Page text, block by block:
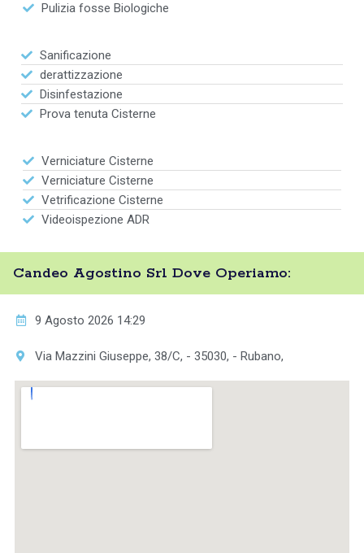
Pulizia fosse Biologiche
Sanificazione
derattizzazione
Disinfestazione
Prova tenuta Cisterne
Verniciature Cisterne
Verniciature Cisterne
Vetrificazione Cisterne
Videoispezione ADR
Candeo Agostino Srl Dove Operiamo:
9 Agosto 2026 14:29
Via Mazzini Giuseppe, 38/C, - 35030, - Rubano,